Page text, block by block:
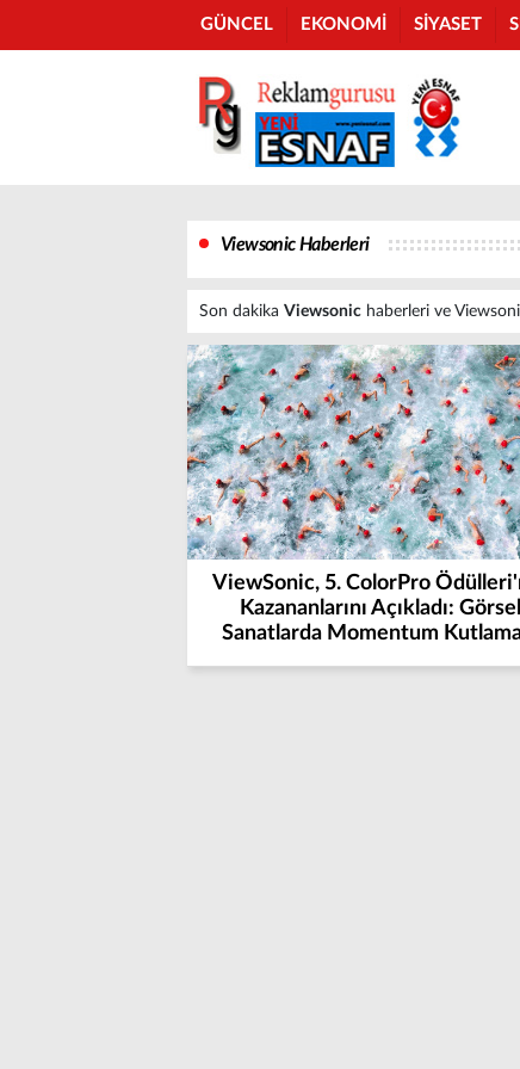
GÜNCEL EKONOMİ SİYASET
Viewsonic Haberleri
Son dakika Viewsonic haberleri ve
ViewSonic, 5. ColorPro
Kazananlarını Açıkladı: Görsel
Sanatlarda Momentum